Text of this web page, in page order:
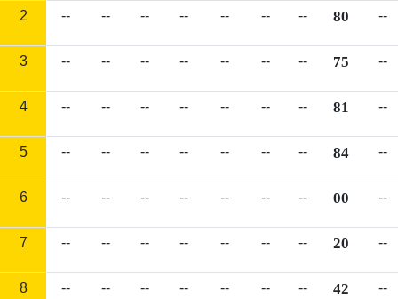
2 -- -- -- -- -- -- -- 80 --
3 -- -- -- -- -- -- -- 75 --
4 -- -- -- -- -- -- -- 81 --
5 -- -- -- -- -- -- -- 84 --
6 -- -- -- -- -- -- -- 00 --
7 -- -- -- -- -- -- -- 20 --
8 -- -- -- -- -- -- -- 42 --